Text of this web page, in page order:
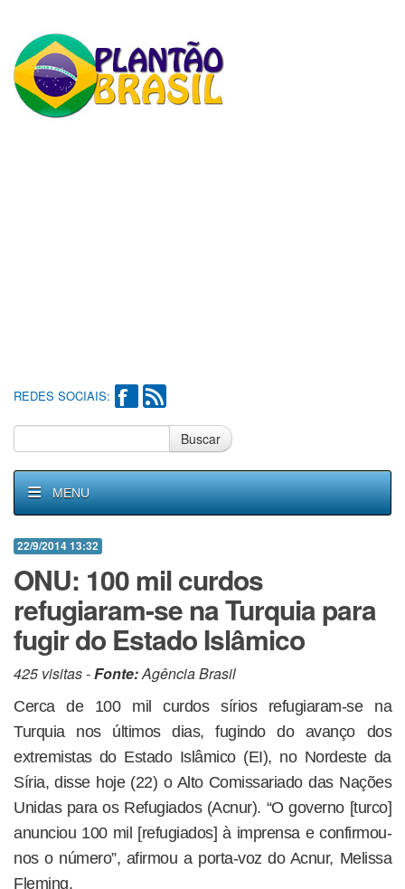
REDES SOCIAIS:
Buscar
MENU
22/9/2014 13:32
ONU: 100 mil curdos
refugiaram-se na Turquia para
fugir do Estado Islâmico
425 visitas -Fonte:Agência Brasil
Cerca de 100 mil curdos sírios refugiaram-se na
Turquia nos últimos dias, fugindo do avanço dos
extremistas do Estado Islâmico (EI), no Nordeste da
Síria, disse hoje (22) o Alto Comissariado das Nações
Unidas para os Refugiados (Acnur). “O governo [turco]
anunciou 100 mil [refugiados] à imprensa e confirmou-
nos o número”, afirmou a porta-voz do Acnur, Melissa
Fleming.